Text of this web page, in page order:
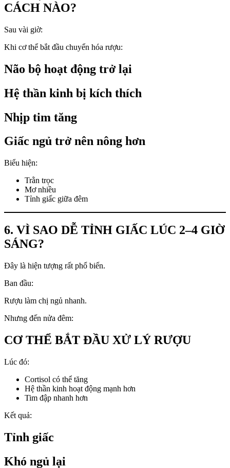
CÁCH NÀO?
Sau vài giờ:
Khi cơ thể bắt đầu chuyển hóa rượu:
Não bộ hoạt động trở lại
Hệ thần kinh bị kích thích
Nhịp tim tăng
Giấc ngủ trở nên nông hơn
Biểu hiện:
Trằn trọc
Mơ nhiều
Tỉnh giấc giữa đêm
6. VÌ SAO DỄ TỈNH GIẤC LÚC 2–4 GIỜ
SÁNG?
Đây là hiện tượng rất phổ biến.
Ban đầu:
Rượu làm chị ngủ nhanh.
Nhưng đến nửa đêm:
CƠ THỂ BẮT ĐẦU XỬ LÝ RƯỢU
Lúc đó:
Cortisol có thể tăng
Hệ thần kinh hoạt động mạnh hơn
Tim đập nhanh hơn
Kết quả:
Tỉnh giấc
Khó ngủ lại